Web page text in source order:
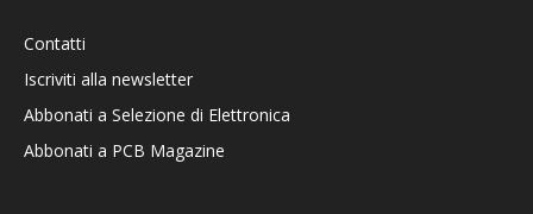
Contatti
Iscriviti alla newsletter
Abbonati a Selezione di Elettronica
Abbonati a PCB Magazine